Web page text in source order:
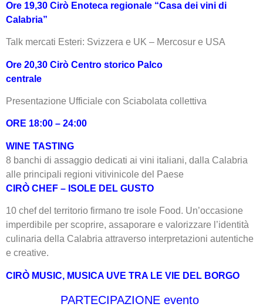
Ore 19,30 Cirò Enoteca regionale “Casa dei vini di
Calabria”
Talk mercati Esteri: Svizzera e UK – Mercosur e USA
Ore 20,30 Cirò Centro storico Palco
centrale
Presentazione Ufficiale con Sciabolata collettiva
ORE 18:00 – 24:00
WINE TASTING
8 banchi di assaggio dedicati ai vini italiani, dalla Calabria
alle principali regioni vitivinicole del Paese
CIRÒ CHEF – ISOLE DEL GUSTO
10 chef del territorio firmano tre isole Food. Un’occasione
imperdibile per scoprire, assaporare e valorizzare l’identità
culinaria della Calabria attraverso interpretazioni autentiche
e creative.
CIRÒ MUSIC, MUSICA UVE TRA LE VIE DEL BORGO
PARTECIPAZIONE evento